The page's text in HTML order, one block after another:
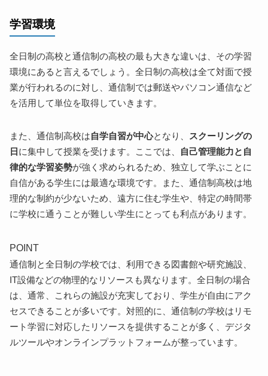
学習環境
全日制の高校と通信制の高校の最も大きな違いは、その学習
環境にあると言えるでしょう。全日制の高校は全て対面で授
業が行われるのに対し、通信制では郵送やパソコン通信など
を活用して単位を取得していきます。
また、通信制高校は自学自習が中心となり、
スクーリングの
日 に集中して授業を受けます。ここでは、
自己管理能力と自
律的な学習姿勢が強く求められるため、独立して学ぶことに
自信がある学生には最適な環境です。また、通信制高校は地
理的な制約が少ないため、遠方に住む学生や、特定の時間帯
に学校に通うことが難しい学生にとっても利点があります。
POINT
通信制と全日制の学校では、利用できる図書館や研究施設、
IT設備などの物理的なリソースも異なります。全日制の場合
は、通常、これらの施設が充実しており、学生が自由にアク
セスできることが多いです。対照的に、通信制の学校はリモ
ート学習に対応したリソースを提供することが多く、デジタ
ルツールやオンラインプラットフォームが整っています。